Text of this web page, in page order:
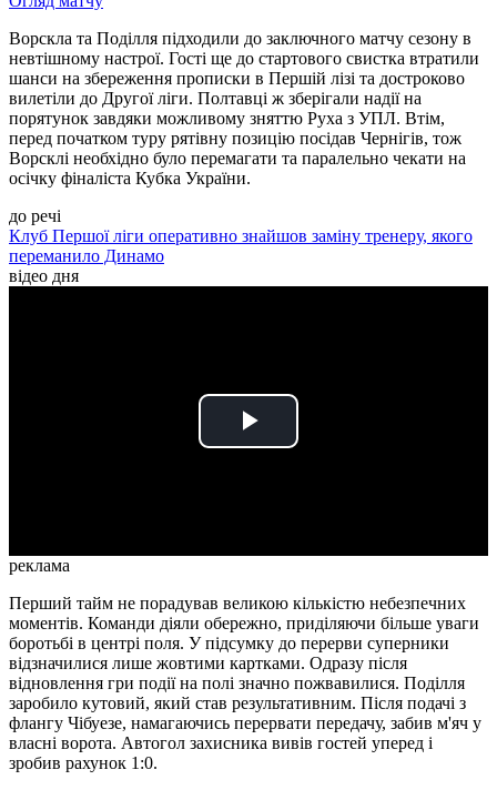
Ворскла та Поділля підходили до заключного матчу сезону в
невтішному настрої. Гості ще до стартового свистка втратили
шанси на збереження прописки в Першій лізі та достроково
вилетіли до Другої ліги. Полтавці ж зберігали надії на
порятунок завдяки можливому зняттю Руха з УПЛ. Втім,
перед початком туру рятівну позицію посідав Чернігів, тож
Ворсклі необхідно було перемагати та паралельно чекати на
осічку фіналіста Кубка України.
до речі
Клуб Першої ліги оперативно знайшов заміну тренеру, якого
переманило Динамо
відео дня
Play
реклама
Перший тайм не порадував великою кількістю небезпечних
моментів. Команди діяли обережно, приділяючи більше уваги
боротьбі в центрі поля. У підсумку до перерви суперники
відзначилися лише жовтими картками. Одразу після
відновлення гри події на полі значно пожвавилися. Поділля
заробило кутовий, який став результативним. Після подачі з
флангу Чібуезе, намагаючись перервати передачу, забив м'яч у
власні ворота. Автогол захисника вивів гостей уперед і
зробив рахунок 1:0.